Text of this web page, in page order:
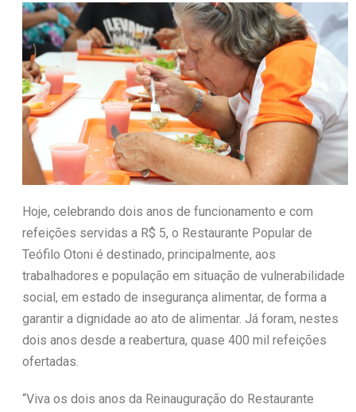
Hoje, celebrando dois anos de funcionamento e com
refeições servidas a R$ 5, o Restaurante Popular de
Teófilo Otoni é destinado, principalmente, aos
trabalhadores e população em situação de vulnerabilidade
social, em estado de insegurança alimentar, de forma a
garantir a dignidade ao ato de alimentar. Já foram, nestes
dois anos desde a reabertura, quase 400 mil refeições
ofertadas.
“Viva os dois anos da Reinauguração do Restaurante